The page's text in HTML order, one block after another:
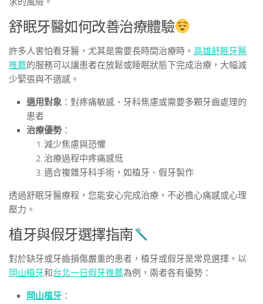
舒眠牙醫如何改善治療體驗
許多人害怕看牙醫，尤其是需要長時間治療時。 高雄舒眠牙醫
推薦的服務可以讓患者在放鬆或睡眠狀態下完成治療，大幅減
少緊張與不適感。
適用對象 ：對疼痛敏感、牙科焦慮或需要多顆牙齒處理的
患者
治療優勢：
減少焦慮與恐懼
治療過程中疼痛感低
適合複雜牙科手術，如植牙、假牙製作
透過舒眠牙醫療程，您能安心完成治療，不必擔心痛感或心理
壓力。
植牙與假牙選擇指南
對於缺牙或牙齒損傷嚴重的患者，植牙或假牙是常見選擇。以
岡山植牙和台北一日假牙推薦為例，兩者各有優勢：
岡山植牙 ：